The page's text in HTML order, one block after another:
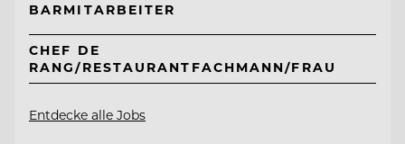
BARMITARBEITER
CHEF DE
RANG/RESTAURANTFACHMANN/FRAU
Entdecke alle Jobs